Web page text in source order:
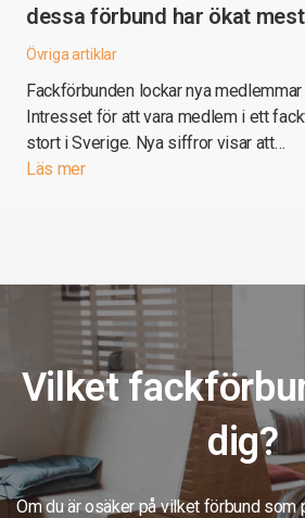
dessa förbund har ökat
Övriga artiklar
Fackförbunden lockar nya medlemmar
Intresset för att vara medlem i ett
stort i Sverige. Nya siffror visar att…
Läs mer
Vilket
dig?
Om du är osäker på vilket förbund som